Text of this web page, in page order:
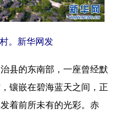
。新华网发
的东南部，一座曾经默
镶嵌在碧海蓝天之间，正
着前所未有的光彩。赤